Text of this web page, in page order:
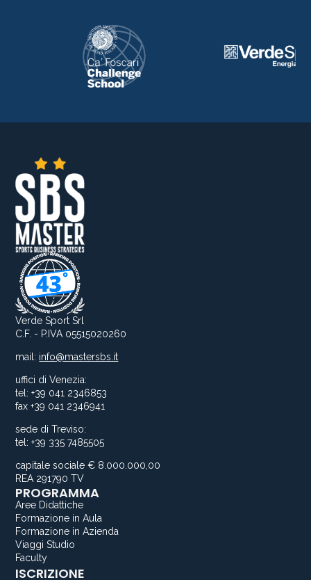
Verde Sport Srl
C.F. - P.IVA 05515020260
mail: info@mastersbs.it
uffici di Venezia:
tel: +39 041 2346853
fax +39 041 2346941
sede di Treviso:
tel: +39 335 7485505
capitale sociale € 8.000.000,00
REA 291790 TV
PROGRAMMA
Aree Didattiche
Formazione in Aula
Formazione in Azienda
Viaggi Studio
Faculty
ISCRIZIONE